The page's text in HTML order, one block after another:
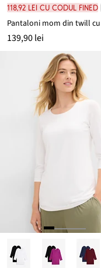
118,92 lei cu codul FINED
139,90 lei